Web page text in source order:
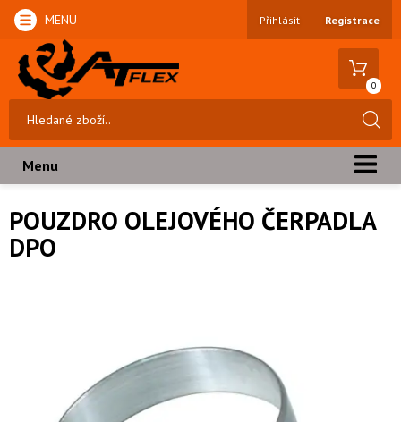
MENU Přihlásit Registrace
0
Menu
POUZDRO OLEJOVÉHO ČERPADLA
DPO